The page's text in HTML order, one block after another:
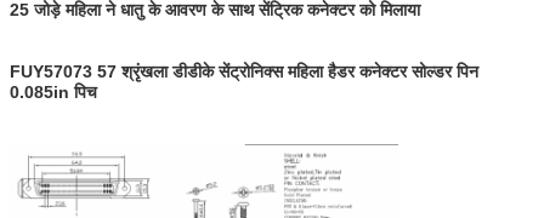
25 जोड़े महिला ने धातु के आवरण के साथ सेंट्रिक कनेक्टर को मिलाया
FUY57073 57 श्रृंखला डीडीके सेंट्रोनिक्स महिला हैडर कनेक्टर सोल्डर पिन
0.085in पिच